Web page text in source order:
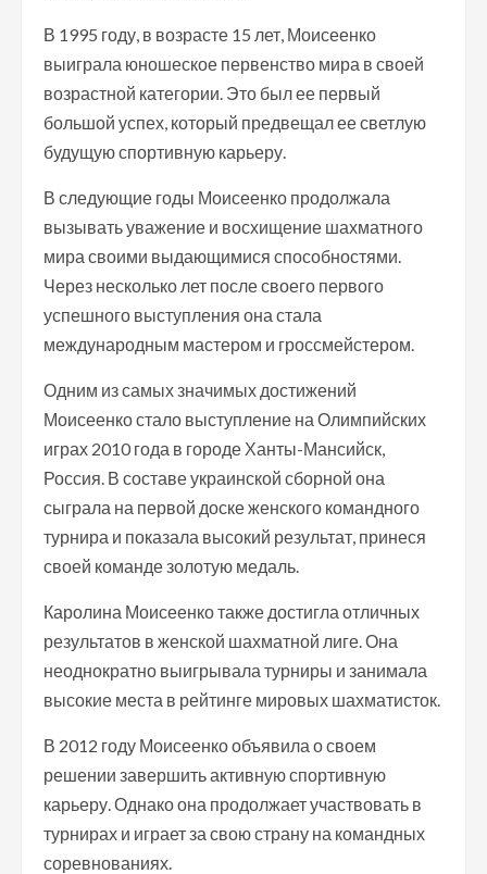
В 1995 году, в возрасте 15 лет, Моисеенко
выиграла юношеское первенство мира в своей
возрастной категории. Это был ее первый
большой успех, который предвещал ее светлую
будущую спортивную карьеру.
В следующие годы Моисеенко продолжала
вызывать уважение и восхищение шахматного
мира своими выдающимися способностями.
Через несколько лет после своего первого
успешного выступления она стала
международным мастером и гроссмейстером.
Одним из самых значимых достижений
Моисеенко стало выступление на Олимпийских
играх 2010 года в городе Ханты-Мансийск,
Россия. В составе украинской сборной она
сыграла на первой доске женского командного
турнира и показала высокий результат, принеся
своей команде золотую медаль.
Каролина Моисеенко также достигла отличных
результатов в женской шахматной лиге. Она
неоднократно выигрывала турниры и занимала
высокие места в рейтинге мировых шахматисток.
В 2012 году Моисеенко объявила о своем
решении завершить активную спортивную
карьеру. Однако она продолжает участвовать в
турнирах и играет за свою страну на командных
соревнованиях.